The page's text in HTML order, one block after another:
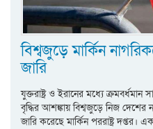
বিশ্বজুড়ে মার্কিন
জারি
যুক্তরাষ্ট্র ও ইরানের মধ্যে
বৃদ্ধির আশঙ্কায় বিশ্বজুড়ে নিজ দেশের
জারি করেছে মার্কিন পররাষ্ট্র দপ্তর।